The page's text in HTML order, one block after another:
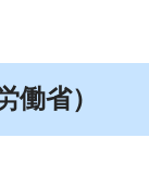
働省）